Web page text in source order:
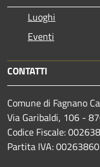
Luoghi
Eventi
CONTATTI
Comune di Fagnano
Via Garibaldi, 106 -
Codice Fiscale:
Partita IVA: